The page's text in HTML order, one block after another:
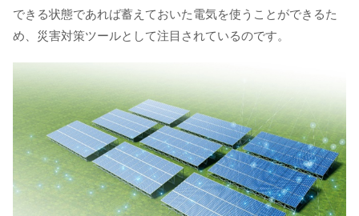
できる状態であれば蓄えておいた電気を使うことができるた
め、災害対策ツールとして注目されているのです。